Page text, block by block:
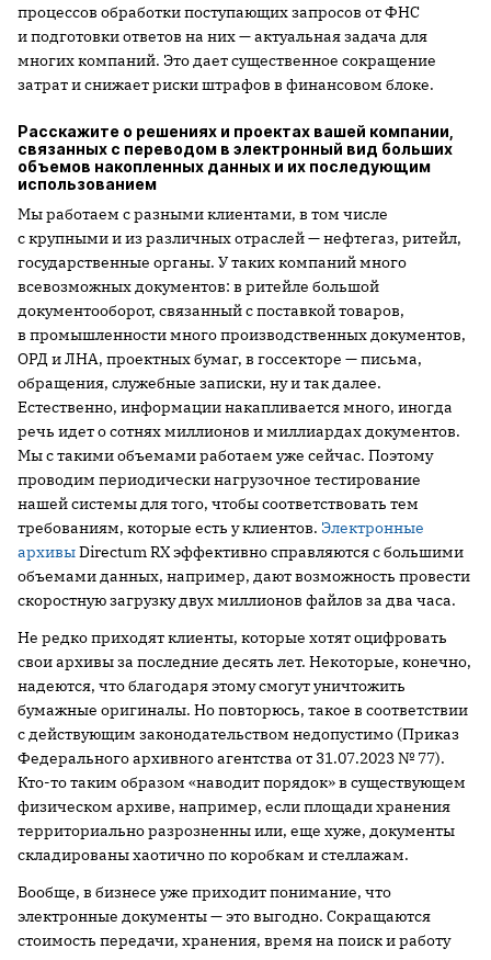
процессов обработки поступающих запросов от ФНС
и подготовки ответов на них — актуальная задача для
многих компаний. Это дает существенное сокращение
затрат и снижает риски штрафов в финансовом блоке.
Расскажите о решениях и проектах вашей компании,
связанных с переводом в электронный вид больших
объемов накопленных данных и их последующим
использованием
Мы работаем с разными клиентами, в том числе
с крупными и из различных отраслей — нефтегаз, ритейл,
государственные органы. У таких компаний много
всевозможных документов: в ритейле большой
документооборот, связанный с поставкой товаров,
в промышленности много производственных документов,
ОРД и ЛНА, проектных бумаг, в госсекторе — письма,
обращения, служебные записки, ну и так далее.
Естественно, информации накапливается много, иногда
речь идет о сотнях миллионов и миллиардах документов.
Мы с такими объемами работаем уже сейчас. Поэтому
проводим периодически нагрузочное тестирование
нашей системы для того, чтобы соответствовать тем
требованиям, которые есть у клиентов. Электронные
архивыDirectum RX эффективно справляются с большими
объемами данных, например, дают возможность провести
скоростную загрузку двух миллионов файлов за два часа.
Не редко приходят клиенты, которые хотят оцифровать
свои архивы за последние десять лет. Некоторые, конечно,
надеются, что благодаря этому смогут уничтожить
бумажные оригиналы. Но повторюсь, такое в соответствии
с действующим законодательством недопустимо (Приказ
Федерального архивного агентства от 31.07.2023 № 77).
Кто-то таким образом «наводит порядок» в существующем
физическом архиве, например, если площади хранения
территориально разрозненны или, еще хуже, документы
складированы хаотично по коробкам и стеллажам.
Вообще, в бизнесе уже приходит понимание, что
электронные документы — это выгодно. Сокращаются
стоимость передачи, хранения, время на поиск и работу